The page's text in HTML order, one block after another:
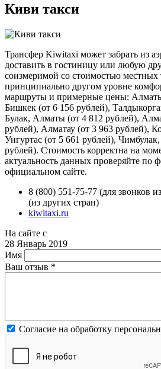
Киви такси
Трансфер Kiwitaxi может забрать из
доставить в гостиницу или любую
соизмеримой со стоимостью местных
принципиально другом уровне
маршруты и примерные цены:
Бишкек (от 6 156 рублей),
Булак, Алматы (от 4 812 рублей),
рублей), Алматау (от 3 963 рублей),
Унгуртас (от 5 661 рублей),
рублей). Стоимость корректна на
актуальность данных проверяйте по
официальном сайте.
8 (800) 551-75-77 (для звонков
(из других стран)
kiwitaxi.ru
На сайте с
28 Январь 2019
Имя
Ваш отзыв *
Согласие на обработку